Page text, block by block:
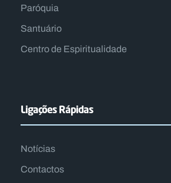
Paróquia
Santuário
Centro de Espiritualidade​
Ligações Rápidas
Notícias
Contactos